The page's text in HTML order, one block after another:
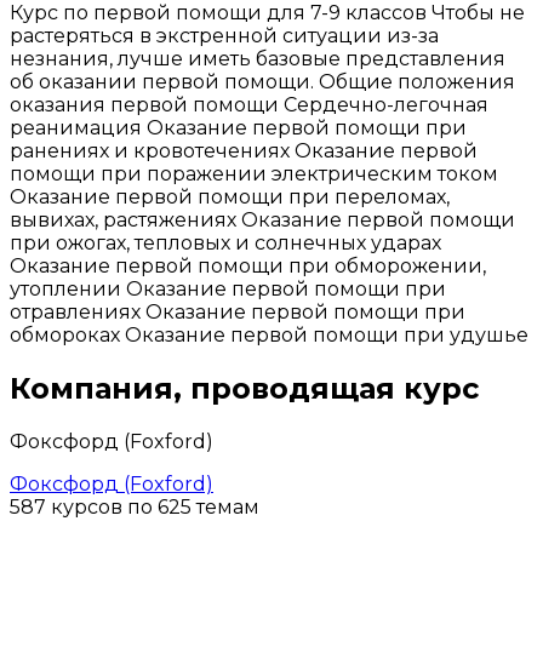
Курс по первой помощи для 7-9 классов Чтобы не
растеряться в экстренной ситуации из-за
незнания, лучше иметь базовые представления
об оказании первой помощи. Общие положения
оказания первой помощи Сердечно-легочная
реанимация Оказание первой помощи при
ранениях и кровотечениях Оказание первой
помощи при поражении электрическим током
Оказание первой помощи при переломах,
вывихах, растяжениях Оказание первой помощи
при ожогах, тепловых и солнечных ударах
Оказание первой помощи при обморожении,
утоплении Оказание первой помощи при
отравлениях Оказание первой помощи при
обмороках Оказание первой помощи при удушье
Компания, проводящая курс
Фоксфорд (Foxford)
Фоксфорд (Foxford)
587 курсов по 625 темам